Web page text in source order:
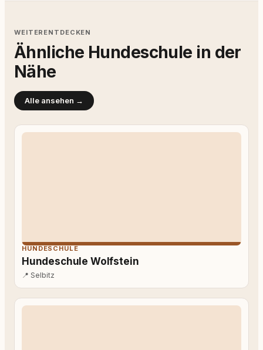
WEITERENTDECKEN
Ähnliche Hundeschule in der
Nähe
Alle ansehen →
HUNDESCHULE
Hundeschule Wolfstein
📍 Selbitz